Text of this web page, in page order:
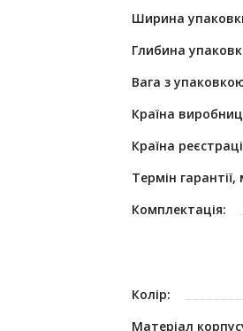
Ширина
Глибина
Вага з
Країна
Країна
Термін гарантії,
Комплектація:
Колір:
Матеріал